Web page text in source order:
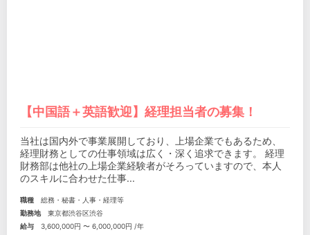
【中国語＋英語歓迎】経理担当者の募集！
当社は国内外で事業展開しており、上場企業でもあるため、
経理財務としての仕事領域は広く・深く追求できます。 経理
財務部は他社の上場企業経験者がそろっていますので、本人
のスキルに合わせた仕事...
職種
総務・秘書・人事・経理等
勤務地
東京都渋谷区渋谷
給与
3,600,000円 〜 6,000,000円 /年